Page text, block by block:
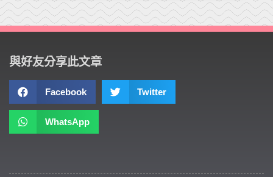
與好友分享此文章
Facebook Twitter
WhatsApp